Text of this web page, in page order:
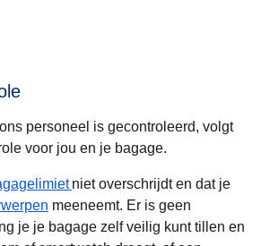
personeel is gecontroleerd, volgt
voor jou en je bagage.
niet overschrijdt en dat je
meeneemt. Er is geen
je je bagage zelf veilig kunt tillen en